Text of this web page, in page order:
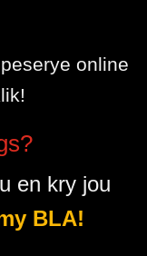
online
en kry jou
BLA!